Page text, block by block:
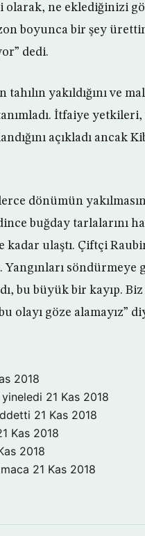
olarak, ne eklediğinizi
boyunca bir şey
dedi.
yakıldığını ve
İtfaiye
açıkladı ancak
dönümün
buğday tarlalarını
kadar ulaştı. Çiftçi
söndürmeye
bu büyük bir kayıp.
olayı göze alamayız”
2018
yineledi 21 Kas 2018
21 Kas 2018
Kas 2018
2018
21 Kas 2018